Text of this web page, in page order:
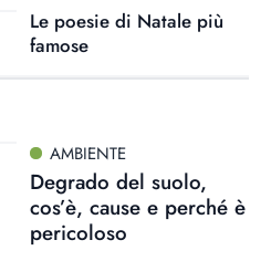
Le poesie di Natale più
famose
AMBIENTE
Degrado del suolo,
cos’è, cause e perché è
pericoloso